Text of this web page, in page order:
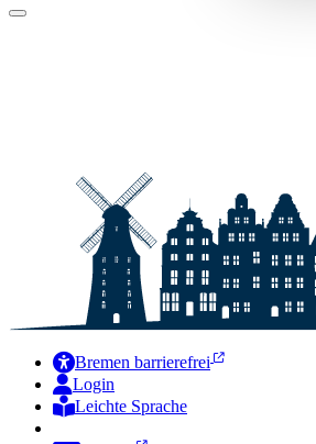
Bremen barrierefrei
Login
Leichte Sprache